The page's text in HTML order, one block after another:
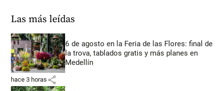
Las más leídas
6 de agosto en la Feria de las Flores: final de
la trova, tablados gratis y más planes en
Medellín
hace 3 horas share